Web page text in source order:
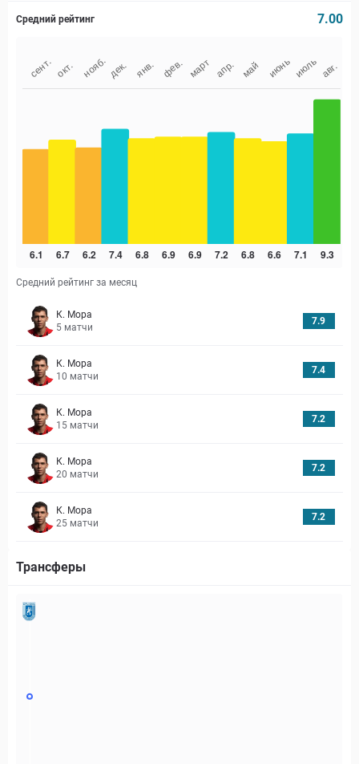
Средний рейтинг 7.00
Средний рейтинг за месяц
К. Мора
5 матчи
7.9
К. Мора
10 матчи
7.4
К. Мора
15 матчи
7.2
К. Мора
20 матчи
7.2
К. Мора
25 матчи
7.2
Трансферы